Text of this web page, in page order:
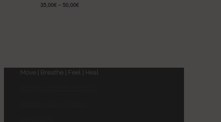
35,00€ – 50,00€
Move | Breathe | Feel | Heal